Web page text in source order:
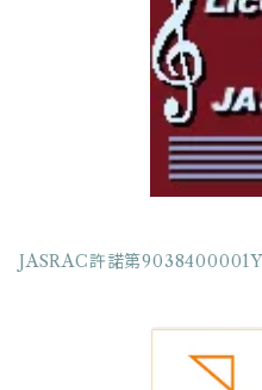
JASRAC許諾第